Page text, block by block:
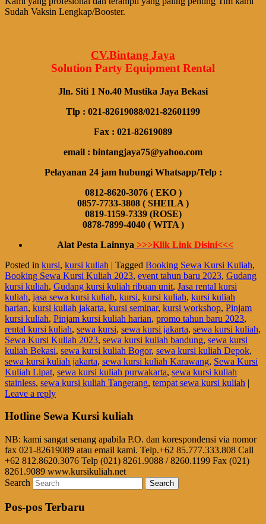
Sudah Vaksin Lengkap/Booster.
CV.Bintang Jaya
Solution Party Equipment Rental
Jln. Siti 1 No.40 Mustika Jaya Bekasi
Tlp : 021-82619088/021-82601199
Fax : 021-82619089
email : bintangjaya75@yahoo.com
Pelayanan 24 jam hubungi Whatsapp/Telp :
0812-8620-3076 ( EKO )
0857-7733-3808 ( SHEILA )
0819-1159-7339 (ROSE)
0878-7899-4040 ( WITA )
Alat Pesta Lainnya >>>Klik Link Disini<<<
Posted in kursi, kursi kuliah | Tagged Booking Sewa Kursi Kuliah,
Booking Sewa Kursi Kuliah 2023, event tahun baru 2023, Gudang
kursi kuliah, Gudang kursi kuliah ribuan unit, Jasa rental kursi
kuliah, jasa sewa kursi kuliah, kursi, kursi kuliah, kursi kuliah
harian, kursi kuliah jakarta, kursi seminar, kursi workshop, Pinjam
kursi kuliah, Pinjam kursi kuliah harian, promo tahun baru 2023,
rental kursi kuliah, sewa kursi, sewa kursi jakarta, sewa kursi kuliah,
Sewa Kursi Kuliah 2023, sewa kursi kuliah bandung, sewa kursi
kuliah Bekasi, sewa kursi kuliah Bogor, sewa kursi kuliah Depok,
sewa kursi kuliah jakarta, sewa kursi kuliah Karawang, Sewa Kursi
Kuliah Lipat, sewa kursi kuliah purwakarta, sewa kursi kuliah
stainless, sewa kursi kuliah Tangerang, tempat sewa kursi kuliah |
Leave a reply
Hotline Sewa Kursi kuliah
NB: kami sangat senang apabila P.O. dan korespondensi via nomor
fax 021-82619089 atau email kami. Telp.+62 85.777.333.808 Call
+62 812.8620.3076 Telp (021) 8261.9088 / 8260.1199 Fax (021)
8261.9089 www.kursikuliah.net
Search
Pos-pos Terbaru